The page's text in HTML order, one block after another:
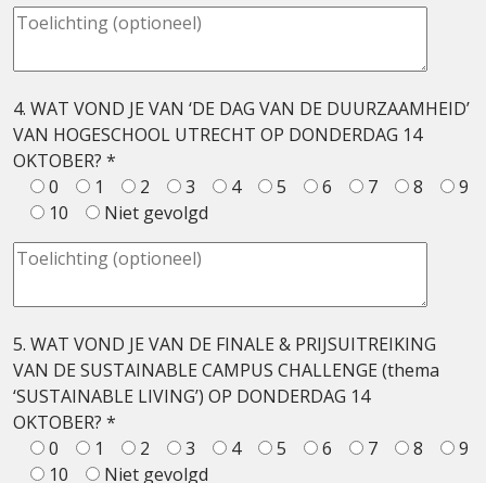
4. WAT VOND JE VAN ‘DE DAG VAN DE DUURZAAMHEID’
VAN HOGESCHOOL UTRECHT OP DONDERDAG 14
OKTOBER? *
0
1 2 3 4 5 6 7 8
9
10
Niet gevolgd
5. WAT VOND JE VAN DE FINALE & PRIJSUITREIKING
VAN DE SUSTAINABLE CAMPUS CHALLENGE (thema
‘SUSTAINABLE LIVING’) OP DONDERDAG 14
OKTOBER? *
0
1 2 3 4 5 6 7 8
9
10
Niet gevolgd